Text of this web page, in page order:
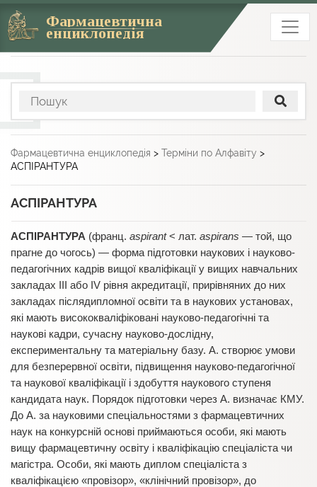
Фармацевтична
енциклопедія
Фармацевтична енциклопедія > Терміни по Алфавіту >
АСПІРАНТУРА
АСПІРАНТУРА
АСПІРАНТУРА (франц. aspirant< лат. aspirans — той, що
прагне до чогось) — форма підготовки наукових і науково-
педагогічних кадрів вищої кваліфікації у вищих навчальних
закладах ІІІ або ІV рівня акредитації, прирівняних до них
закладах післядипломної освіти та в наукових установах,
які мають висококваліфіковані науково-педагогічні та
наукові кадри, сучасну науково-дослідну,
експериментальну та матеріальну базу. А. створює умови
для безперервної освіти, підвищення науково-педагогічної
та наукової кваліфікації і здобуття наукового ступеня
кандидата наук. Порядок підготовки через А. визначає КМУ.
До А. за науковими спеціальностями з фармацевтичних
наук на конкурсній основі приймаються особи, які мають
вищу фармацевтичну освіту і кваліфікацію спеціаліста чи
магістра. Особи, які мають диплом спеціаліста з
кваліфікацією «провізор», «клінічний провізор», до